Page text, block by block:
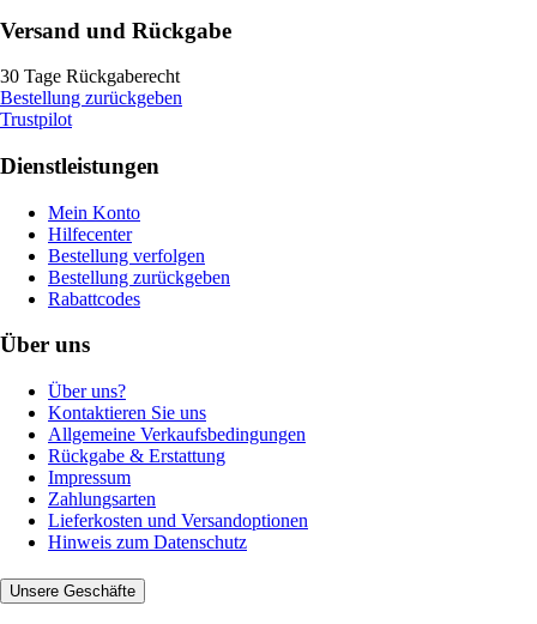
Versand und Rückgabe
30 Tage Rückgaberecht
Bestellung zurückgeben
Trustpilot
Dienstleistungen
Mein Konto
Hilfecenter
Bestellung verfolgen
Bestellung zurückgeben
Rabattcodes
Über uns
Über uns?
Kontaktieren Sie uns
Allgemeine Verkaufsbedingungen
Rückgabe & Erstattung
Impressum
Zahlungsarten
Lieferkosten und Versandoptionen
Hinweis zum Datenschutz
Unsere Geschäfte